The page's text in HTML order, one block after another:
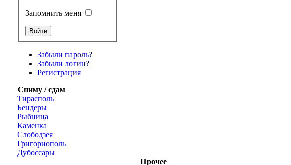
Запомнить меня
Забыли пароль?
Забыли логин?
Регистрация
Сниму / сдам
Тирасполь
Бендеры
Рыбница
Каменка
Слободзея
Григориополь
Дубоссары
Прочее